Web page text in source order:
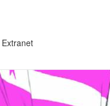
Extranet